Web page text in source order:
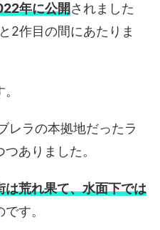
年に公開されました
2作目の間にあたりま
レラの本拠地だったラ
ありました。
荒れ果て、水面下では
です。